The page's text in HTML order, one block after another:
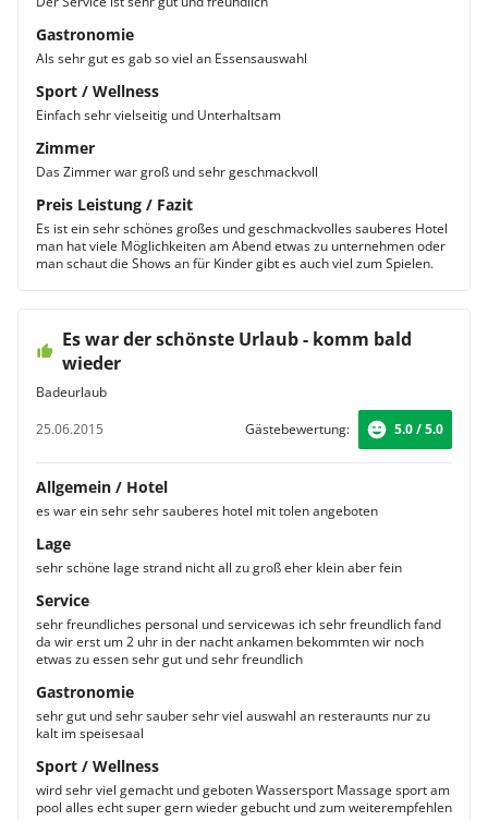
Gastronomie
Als sehr gut es gab so viel an Essensauswahl
Sport / Wellness
Einfach sehr vielseitig und Unterhaltsam
Zimmer
Das Zimmer war groß und sehr geschmackvoll
Preis Leistung / Fazit
Es ist ein sehr schönes großes und geschmackvolles sauberes Hotel
man hat viele Möglichkeiten am Abend etwas zu unternehmen oder
man schaut die Shows an für Kinder gibt es auch viel zum Spielen.
Es war der schönste Urlaub - komm bald
wieder
Badeurlaub
25.06.2015
Gästebewertung: 5.0 / 5.0
Allgemein / Hotel
es war ein sehr sehr sauberes hotel mit tolen angeboten
Lage
sehr schöne lage strand nicht all zu groß eher klein aber fein
Service
sehr freundliches personal und servicewas ich sehr freundlich fand
da wir erst um 2 uhr in der nacht ankamen bekommten wir noch
etwas zu essen sehr gut und sehr freundlich
Gastronomie
sehr gut und sehr sauber sehr viel auswahl an resteraunts nur zu
kalt im speisesaal
Sport / Wellness
wird sehr viel gemacht und geboten Wassersport Massage sport am
pool alles echt super gern wieder gebucht und zum weiterempfehlen